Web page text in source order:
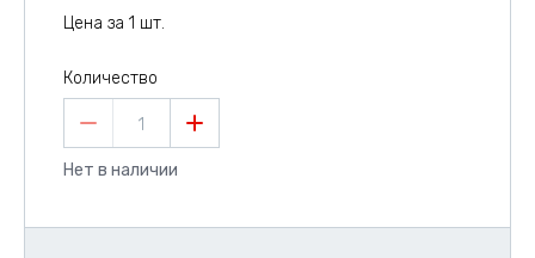
Цена за 1 шт.
Количество
1
Нет в наличии